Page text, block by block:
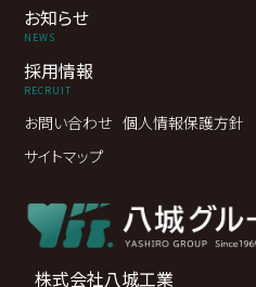
株式会社八城工業
お知らせ
NEWS
採用情報
RECRUIT
お問い合わせ 個人情報保護方針
サイトマップ